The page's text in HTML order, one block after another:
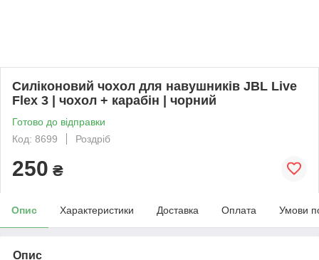
Силіконовий чохол для навушників JBL Live
Flex 3 | чохол + карабін | чорний
Готово до відправки
Код: 8699
Роздріб
250 ₴
Опис Характеристики Доставка Оплата Умови
Опис